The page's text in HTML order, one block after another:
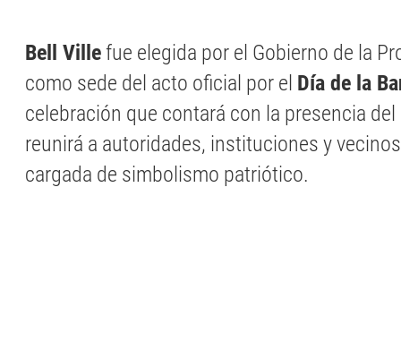
Bell Villefue elegida por el Gobierno de la
como sede del acto oficial por el Día de la
celebración que contará con la presencia
reunirá a autoridades, instituciones y
cargada de simbolismo patriótico.